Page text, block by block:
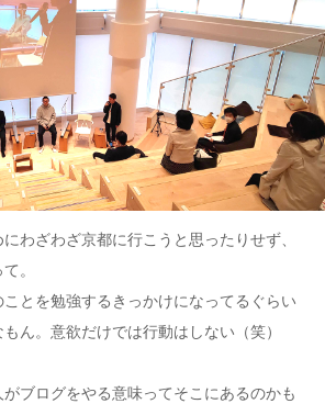
わざわざ京都に行こうと思ったりせず、
。
とを勉強するきっかけになってるぐらい
ん。意欲だけでは行動はしない（笑）
ブログをやる意味ってそこにあるのかも